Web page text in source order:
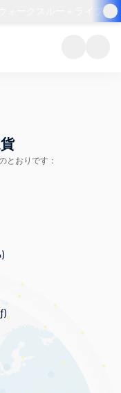
ォークスルー＋ライブQ&A
とおりです：
United Arab Emirates Dirham (د.إ)